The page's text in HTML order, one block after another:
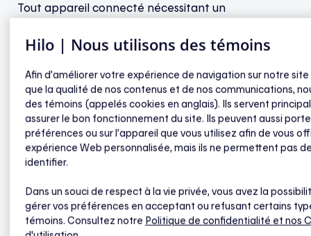
Tout appareil connecté nécessitant un
livré et installé par un maître électricien ou une
maître électricienne récupérera tout appareil non
installé, qui ne pourra en aucune circonstance être
laissé au client.
Installation des produits Hilo
Hilo | Nous utilisons des témoins
Afin d’améliorer votre expérience de navigation sur notre site
que la qualité de nos contenus et de nos communications,
des témoins (appelés cookies en anglais). Ils servent
assurer le bon fonctionnement du site. Ils peuvent aussi
préférences ou sur l’appareil que vous utilisez afin de vous
expérience Web personnalisée, mais ils ne permettent pas
identifier.
Dans un souci de respect à la vie privée, vous avez la
gérer vos préférences en acceptant ou refusant certains
témoins. Consultez notre Politique de confidentialité et nos